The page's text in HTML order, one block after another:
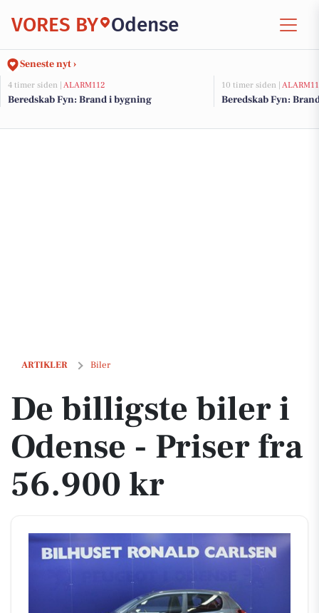
VORES BY Odense
Seneste nyt ›
4 timer siden | ALARM112
Beredskab Fyn: Brand i bygning
10 timer siden |
Beredskab Fyn:
ARTIKLER Biler
De billigste biler i Odense - Priser fra 56.900 kr
De billigste biler i
Odense - Priser fra
56.900 kr